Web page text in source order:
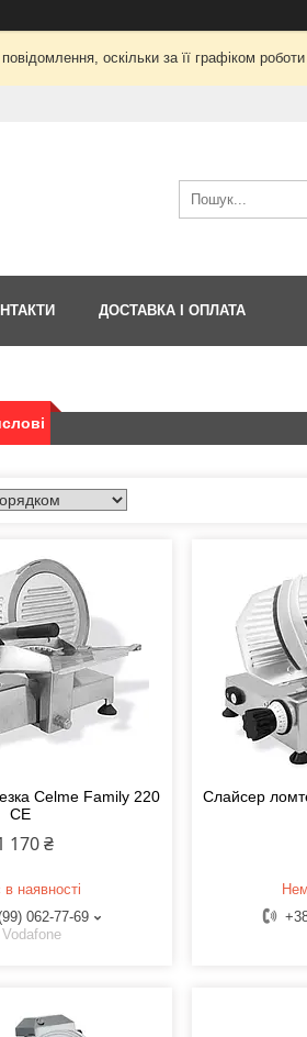
оскільки за її графіком
ДОСТАВКА І ОПЛАТА
Celme Family 220
CE
170 ₴
наявності
062-77-69
Vodafone
Слайсер